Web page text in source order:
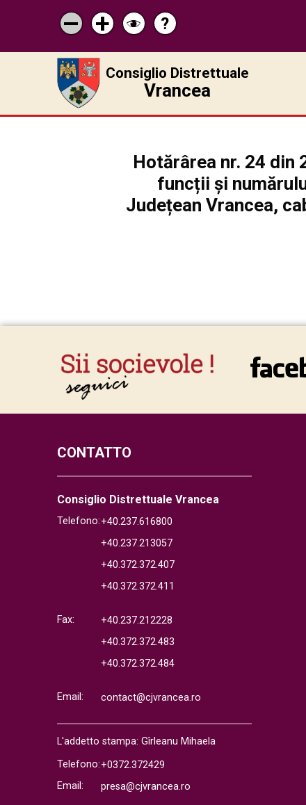
Micșorează
scrisul
Mărește
scrisul
Schimbă
contrastul
Pagina
de
ajutor
?
Consiglio Distrettuale
Vrancea
Hotărârea nr. 24 din
funcții și
Județean Vrancea,
CONTATTO
Consiglio Distrettuale Vrancea
Telefono:+40.237.616800
+40.237.213057
+40.372.372.407
+40.372.372.411
Fax:
+40.237.212228
+40.372.372.483
+40.372.372.484
Email: contact@cjvrancea.ro
L'addetto stampa: Gîrleanu Mihaela
Telefono:+0372.372429
Email:
presa@cjvrancea.ro